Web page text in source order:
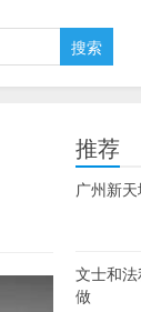
推荐
广州新
文士和
做